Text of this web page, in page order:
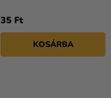
35 Ft
KOSÁRBA